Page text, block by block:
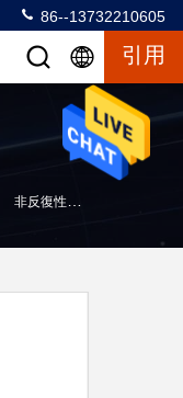
86--13732210605
引用
非反復性0.1GUデジタルの光沢のメートルの接触の光沢の測定システム